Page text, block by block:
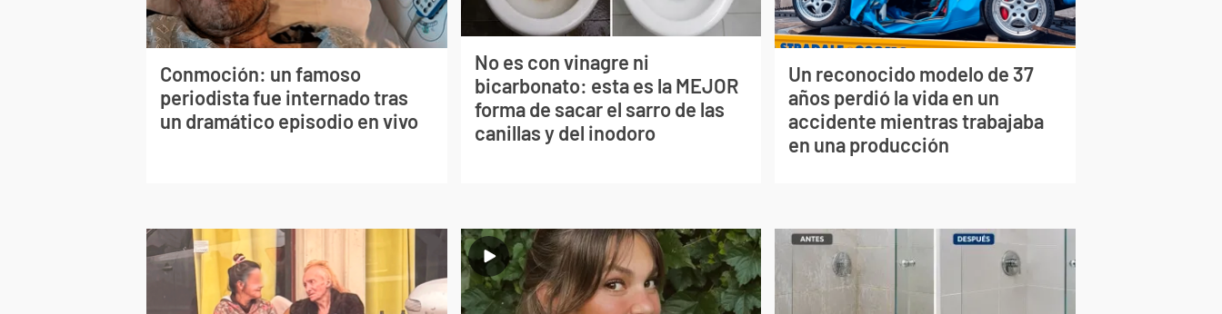
Conmoción: un famoso
periodista fue internado tras
un dramático episodio en vivo
No es con vinagre ni
bicarbonato: esta es la MEJOR
forma de sacar el sarro de las
canillas y del inodoro
Un reconocido modelo de 37
años perdió la vida en un
accidente mientras trabajaba
en una producción